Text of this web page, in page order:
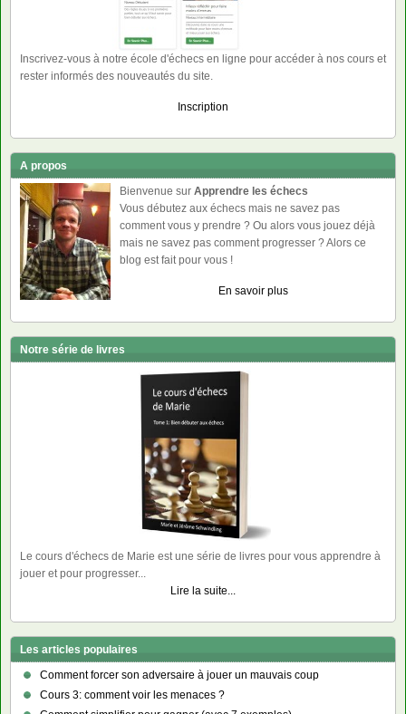
Inscrivez-vous à notre école d'échecs en ligne pour accéder à nos cours et
rester informés des nouveautés du site.
Inscription
A propos
Bienvenue sur Apprendre les échecs
Vous débutez aux échecs mais ne savez pas
comment vous y prendre ? Ou alors vous jouez déjà
mais ne savez pas comment progresser ? Alors ce
blog est fait pour vous !
En savoir plus
Notre série de livres
Le cours d'échecs de Marie est une série de livres pour vous apprendre à
jouer et pour progresser...
Lire la suite...
Les articles populaires
Comment forcer son adversaire à jouer un mauvais coup
Cours 3: comment voir les menaces ?